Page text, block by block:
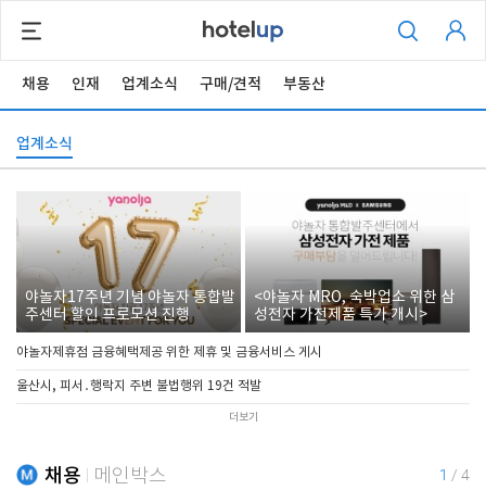
채용 인재 업계소식 구매/견적 부동산
업계소식
야놀자17주년 기념 야놀자 통합발
주센터 할인 프로모션 진행
<야놀자 MRO, 숙박업소 위한 삼
성전자 가전제품 특가 개시>
야놀자제휴점 금융혜택제공 위한 제휴 및 금융서비스 게시
울산시, 피서․행락지 주변 불법행위 19건 적발
더보기
채용 메인박스 1 / 4